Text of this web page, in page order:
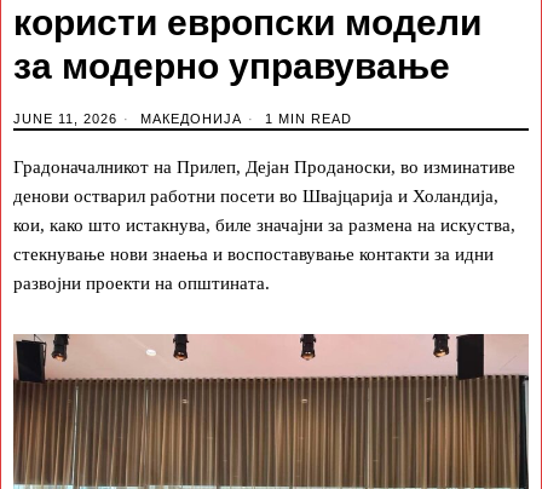
користи европски модели
за модерно управување
JUNE 11, 2026 МАКЕДОНИЈА 1 MIN READ
Градоначалникот на Прилеп, Дејан Проданоски, во изминативе
денови остварил работни посети во Швајцарија и Холандија,
кои, како што истакнува, биле значајни за размена на искуства,
стекнување нови знаења и воспоставување контакти за идни
развојни проекти на општината.